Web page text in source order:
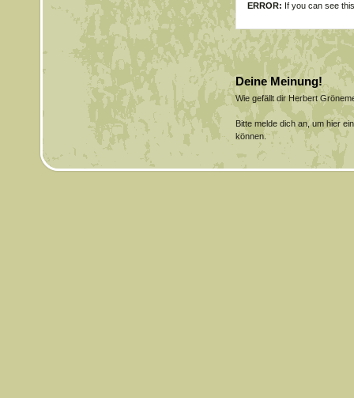
ERROR: If you can see
Deine Meinung!
Wie gefällt dir Herbert
Bitte melde dich an, um hier
können.